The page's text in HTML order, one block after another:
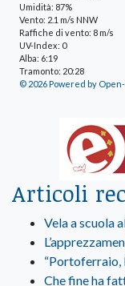
Umidità: 87%
Vento: 2.1 m/s NNW
Raffiche di vento: 8 m/s
UV-Index: 0
Alba: 6:19
Tramonto: 20:28
© 2026 Powered by
Articoli
Vela a scuola
“Portoferraio,
Che fine ha